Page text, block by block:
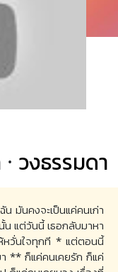
วงธรรมดา
น มันคงจะเป็นแค่คนเก่า
น แต่วันนี้ เธอกลับมาหา
หวั่นใจทุกที * แต่ตอนนี้
า ** ก็แค่คนเคยรัก ก็แค่